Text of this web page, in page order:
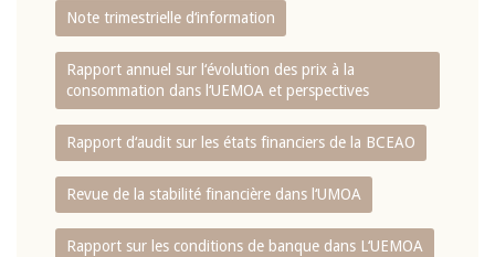
Note trimestrielle d‘information
Rapport annuel sur l‘évolution des prix à la
consommation dans l‘UEMOA et perspectives
Rapport d‘audit sur les états financiers de la BCEAO
Revue de la stabilité financière dans l‘UMOA
Rapport sur les conditions de banque dans L‘UEMOA